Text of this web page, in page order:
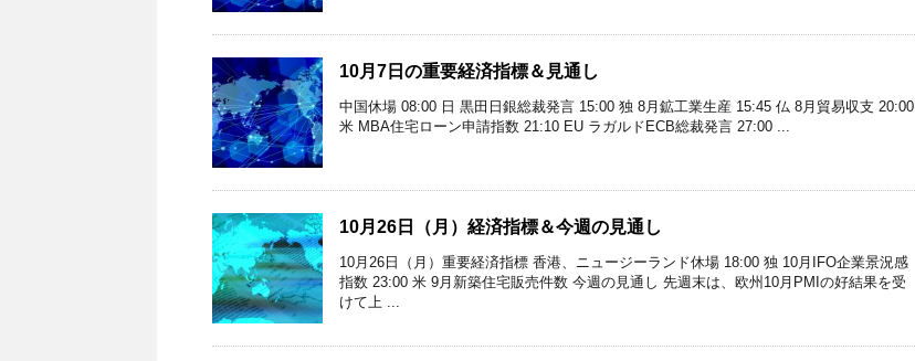
10月7日の重要経済指標＆見通し
中国休場 08:00 日 黒田日銀総裁発言 15:00 独 8月鉱工業生産 15:45 仏 8月貿易収支 20:00
米 MBA住宅ローン申請指数 21:10 EU ラガルドECB総裁発言 27:00 ...
10月26日（月）経済指標＆今週の見通し
10月26日（月）重要経済指標 香港、ニュージーランド休場 18:00 独 10月IFO企業景況感
指数 23:00 米 9月新築住宅販売件数 今週の見通し 先週末は、欧州10月PMIの好結果を受
けて上 ...